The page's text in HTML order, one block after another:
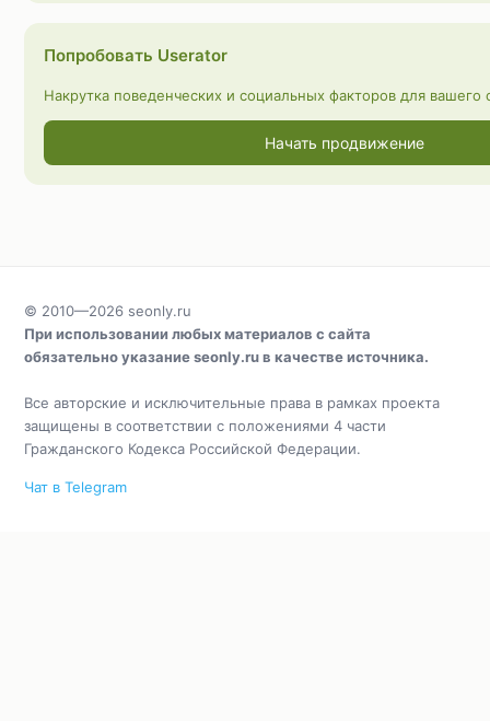
Попробовать Userator
Накрутка поведенческих и социальных факторов для вашего
Начать продвижение
© 2010—2026 seonly.ru
При использовании любых материалов с сайта
обязательно указаниеseonly.ruв качестве источника.
Все авторские и исключительные права в рамках проекта
защищены в соответствии с положениями 4 части
Гражданского Кодекса Российской Федерации.
Чат в Telegram